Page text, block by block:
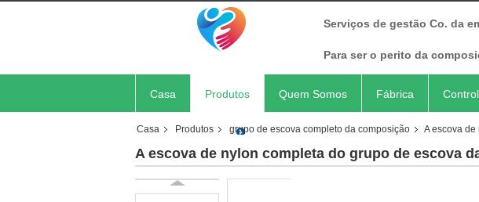
Serviços de gestão Co. da
Para ser o perito da
Casa Produtos Quem Somos Fábrica
Casa Produtos grupo de escova completo da composição A escova
A escova de nylon completa do grupo de escova